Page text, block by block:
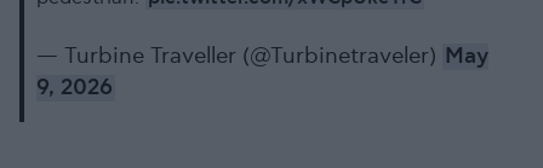
— Turbine Traveller (@Turbinetraveler) May
9, 2026